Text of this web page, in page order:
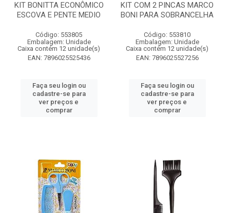
KIT BONITTA ECONÔMICO
ESCOVA E PENTE MEDIO
Código: 553805
Embalagem: Unidade
Caixa contém 12 unidade(s)
EAN: 7896025525436
Faça seu login ou
cadastre-se para
ver preços e
comprar
KIT COM 2 PINCAS MARCO
BONI PARA SOBRANCELHA
Código: 553810
Embalagem: Unidade
Caixa contém 12 unidade(s)
EAN: 7896025527256
Faça seu login ou
cadastre-se para
ver preços e
comprar